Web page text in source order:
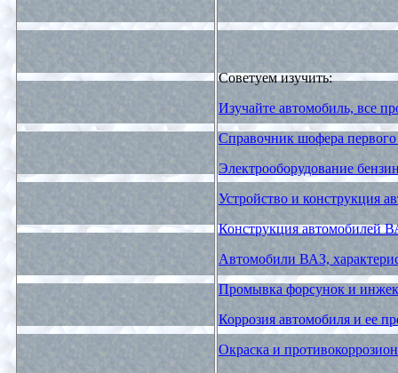
Советуем изучить:
Изучайте автомобиль, все
Справочник шофера первого
Электрооборудование
Устройство и конструкция
Конструкция автомобилей
Автомобили ВАЗ,
Промывка форсунок и
Коррозия автомобиля и ее
Окраска и